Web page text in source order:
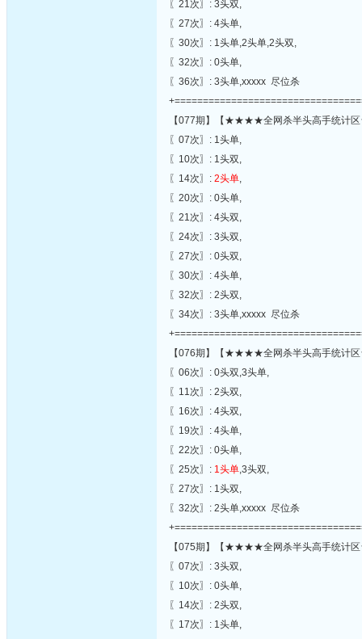
〖21次〗: 3头双,
〖27次〗: 4头单,
〖30次〗: 1头单,2头单,2头双,
〖32次〗: 0头单,
〖36次〗: 3头单,xxxxx 尽位杀
【077期】【★★★★全网杀半头高手统计
〖07次〗: 1头单,
〖10次〗: 1头双,
〖14次〗: 2头单,
〖20次〗: 0头单,
〖21次〗: 4头双,
〖24次〗: 3头双,
〖27次〗: 0头双,
〖30次〗: 4头单,
〖32次〗: 2头双,
〖34次〗: 3头单,xxxxx 尽位杀
【076期】【★★★★全网杀半头高手统计
〖06次〗: 0头双,3头单,
〖11次〗: 2头双,
〖16次〗: 4头双,
〖19次〗: 4头单,
〖22次〗: 0头单,
〖25次〗: 1头单,3头双,
〖27次〗: 1头双,
〖32次〗: 2头单,xxxxx 尽位杀
【075期】【★★★★全网杀半头高手统计
〖07次〗: 3头双,
〖10次〗: 0头单,
〖14次〗: 2头双,
〖17次〗: 1头单,